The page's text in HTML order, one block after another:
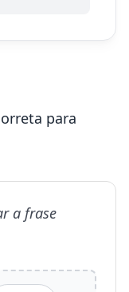
para
a frase